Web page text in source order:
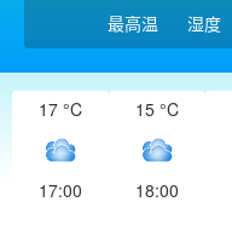
最高温
湿度
17 °C
17:00
15 °C
18:00